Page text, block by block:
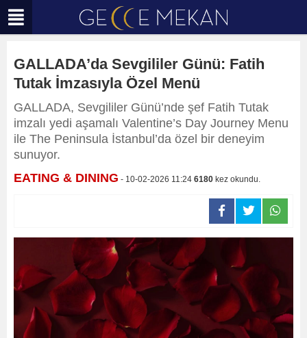
GALLADA’da Sevgililer Günü: Fatih
Tutak İmzasıyla Özel Menü
GALLADA, Sevgililer Günü’nde şef Fatih Tutak
imzalı yedi aşamalı Valentine’s Day Journey Menu
ile The Peninsula İstanbul’da özel bir deneyim
sunuyor.
EATING & DINING - 10-02-2026 11:24 6180 kez okundu.